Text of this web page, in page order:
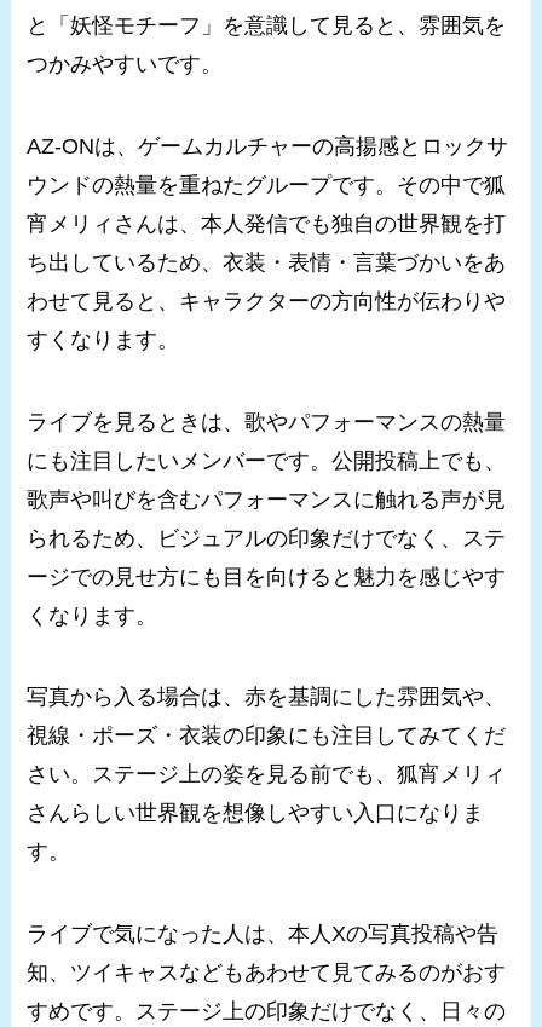
と「妖怪モチーフ」を意識して見ると、雰囲気を
つかみやすいです。
AZ-ONは、ゲームカルチャーの高揚感とロックサ
ウンドの熱量を重ねたグループです。その中で狐
宵メリィさんは、本人発信でも独自の世界観を打
ち出しているため、衣装・表情・言葉づかいをあ
わせて見ると、キャラクターの方向性が伝わりや
すくなります。
ライブを見るときは、歌やパフォーマンスの熱量
にも注目したいメンバーです。公開投稿上でも、
歌声や叫びを含むパフォーマンスに触れる声が見
られるため、ビジュアルの印象だけでなく、ステ
ージでの見せ方にも目を向けると魅力を感じやす
くなります。
写真から入る場合は、赤を基調にした雰囲気や、
視線・ポーズ・衣装の印象にも注目してみてくだ
さい。ステージ上の姿を見る前でも、狐宵メリィ
さんらしい世界観を想像しやすい入口になりま
す。
ライブで気になった人は、本人Xの写真投稿や告
知、ツイキャスなどもあわせて見てみるのがおす
すめです。ステージ上の印象だけでなく、日々の